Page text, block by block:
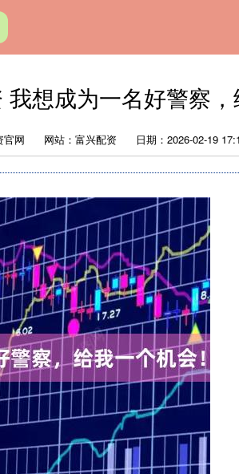
想成为一名好警察，
官网 网站：富兴配资 日期：2026-02-19